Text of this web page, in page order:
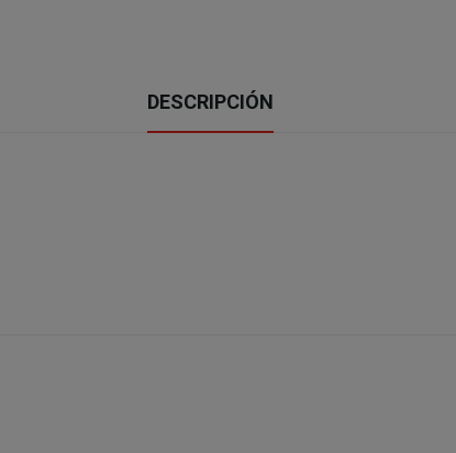
DESCRIPCIÓN